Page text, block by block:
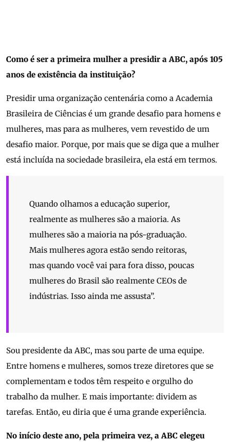
Como é ser a primeira mulher a presidir a ABC, após 105
anos de existência da instituição?
Presidir uma organização centenária como a Academia
Brasileira de Ciências é um grande desafio para homens e
mulheres, mas para as mulheres, vem revestido de um
desafio maior. Porque, por mais que se diga que a mulher
está incluída na sociedade brasileira, ela está em termos.
Quando olhamos a educação superior,
realmente as mulheres são a maioria. As
mulheres são a maioria na pós-graduação.
Mais mulheres agora estão sendo reitoras,
mas quando você vai para fora disso, poucas
mulheres do Brasil são realmente CEOs de
indústrias. Isso ainda me assusta”.
Sou presidente da ABC, mas sou parte de uma equipe.
Entre homens e mulheres, somos treze diretores que se
complementam e todos têm respeito e orgulho do
trabalho da mulher. E mais importante: dividem as
tarefas. Então, eu diria que é uma grande experiência.
No início deste ano, pela primeira vez, a ABC elegeu